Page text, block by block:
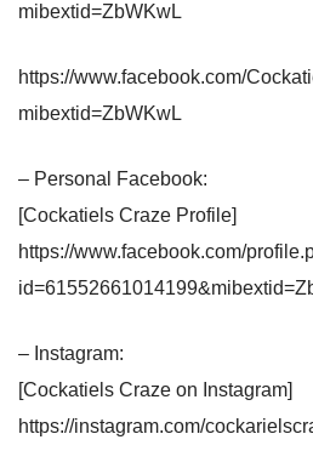
mibextid=ZbWKwL
https://www.facebook.com/
mibextid=ZbWKwL
– Personal Facebook:
[Cockatiels Craze Profile]
https://www.facebook.com/
– Instagram:
[Cockatiels Craze on Instagram]
https://instagram.com/